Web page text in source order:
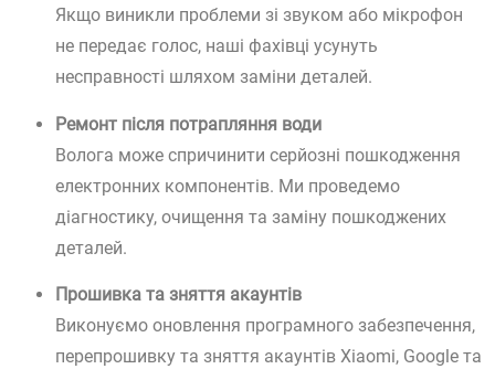
Якщо виникли проблеми зі звуком або мікрофон
не передає голос, наші фахівці усунуть
несправності шляхом заміни деталей.
Ремонт після потрапляння води
Волога може спричинити серйозні пошкодження
електронних компонентів. Ми проведемо
діагностику, очищення та заміну пошкоджених
деталей.
Прошивка та зняття акаунтів
Виконуємо оновлення програмного забезпечення,
перепрошивку та зняття акаунтів Xiaomi, Google та